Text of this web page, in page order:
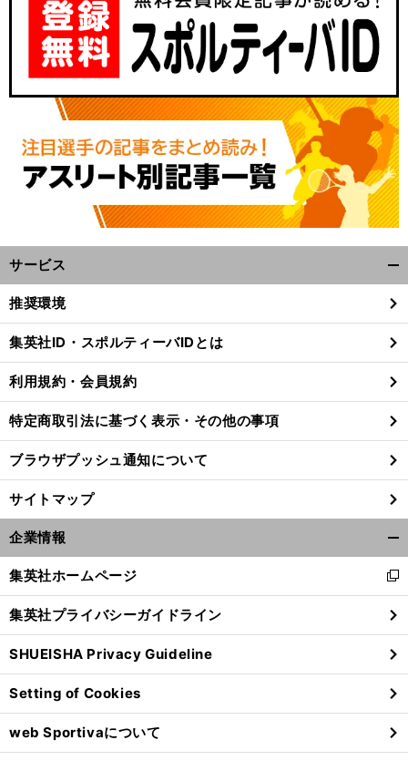
前
サービス
閉
る
推奨環境
集英社ID・スポルティーバIDとは
利用規約・会員規約
特定商取引法に基づく表示・その他の事項
ブラウザプッシュ通知について
サイトマップ
企業情報
閉
る
集英社ホームページ
新
し
い
ウ
ィ
ン
ド
ウ
で
開
集英社プライバシーガイドライン
SHUEISHA Privacy Guideline
Setting of Cookies
web Sportivaについて